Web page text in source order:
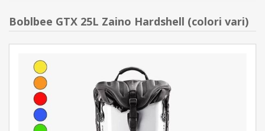
Boblbee GTX 25L Zaino Hardshell (colori vari)